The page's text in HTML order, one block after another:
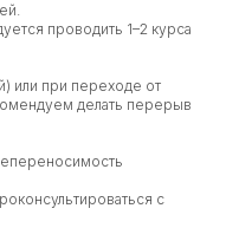
проводить 1–2 курса
или при переходе от
делать перерыв
с